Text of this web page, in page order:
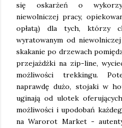
się oskarżeń o
niewolniczej pracy,
opłatą) dla tych, którzy
wyratowanym od
skakanie po drzewach
przejażdżki na zip-line,
możliwości trekkingu.
naprawdę dużo, stojaki w
uginają od ulotek
możliwości i upodobań
na Warorot Market -